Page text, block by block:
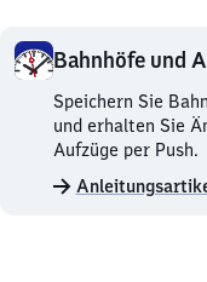
Bahnhöfe und
Bahnhöfe
und
Aufzüge
merken.
Speichern Sie
und erhalten Sie
Aufzüge per Push.